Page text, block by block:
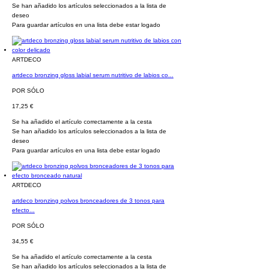
Se han añadido los artículos seleccionados a la lista de
deseo
Para guardar artículos en una lista debe estar logado
ARTDECO
artdeco bronzing gloss labial serum nutritivo de labios co...
POR SÓLO
17,25 €
Se ha añadido el artículo correctamente a la cesta
Se han añadido los artículos seleccionados a la lista de
deseo
Para guardar artículos en una lista debe estar logado
ARTDECO
artdeco bronzing polvos bronceadores de 3 tonos para
efecto...
POR SÓLO
34,55 €
Se ha añadido el artículo correctamente a la cesta
Se han añadido los artículos seleccionados a la lista de